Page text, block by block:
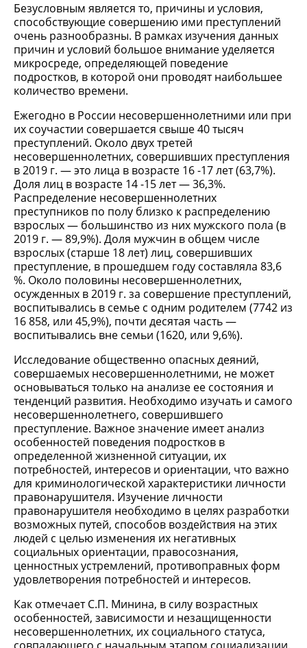
Безусловным является то, причины и условия,
способствующие совершению ими преступлений
очень разнообразны. В рамках изучения данных
причин и условий большое внимание уделяется
микросреде, определяющей поведение
подростков, в которой они проводят наибольшее
количество времени.
Ежегодно в России несовершеннолетними или при
их соучастии совершается свыше 40 тысяч
преступлений. Около двух третей
несовершеннолетних, совершивших преступления
в 2019 г. — это лица в возрасте 16 -17 лет (63,7%).
Доля лиц в возрасте 14 -15 лет — 36,3%.
Распределение несовершеннолетних
преступников по полу близко к распределению
взрослых — большинство из них мужского пола (в
2019 г. — 89,9%). Доля мужчин в общем числе
взрослых (старше 18 лет) лиц, совершивших
преступление, в прошедшем году составляла 83,6
%. Около половины несовершеннолетних,
осужденных в 2019 г. за совершение преступлений,
воспитывались в семье с одним родителем (7742 из
16 858, или 45,9%), почти десятая часть —
воспитывались вне семьи (1620, или 9,6%).
Исследование общественно опасных деяний,
совершаемых несовершеннолетними, не может
основываться только на анализе ее состояния и
тенденций развития. Необходимо изучать и самого
несовершеннолетнего, совершившего
преступление. Важное значение имеет анализ
особенностей поведения подростков в
определенной жизненной ситуации, их
потребностей, интересов и ориентации, что важно
для криминологической характеристики личности
правонарушителя. Изучение личности
правонарушителя необходимо в целях разработки
возможных путей, способов воздействия на этих
людей с целью изменения их негативных
социальных ориентации, правосознания,
ценностных устремлений, противоправных форм
удовлетворения потребностей и интересов.
Как отмечает С.П. Минина, в силу возрастных
особенностей, зависимости и незащищенности
несовершеннолетних, их социального статуса,